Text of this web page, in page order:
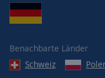
Benachbarte Länder
Schweiz